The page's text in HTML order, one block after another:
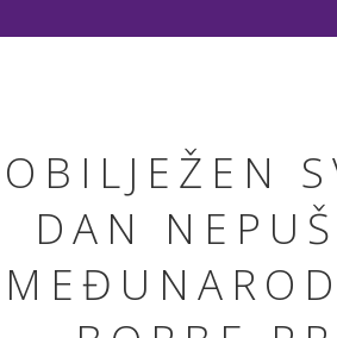
OBILJEŽEN
DAN